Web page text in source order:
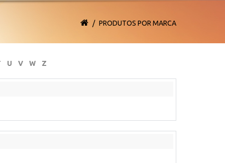
PRODUTOS POR MARCA
U V W Z